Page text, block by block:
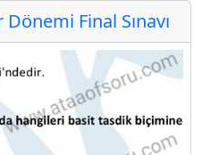
Final Sınavı